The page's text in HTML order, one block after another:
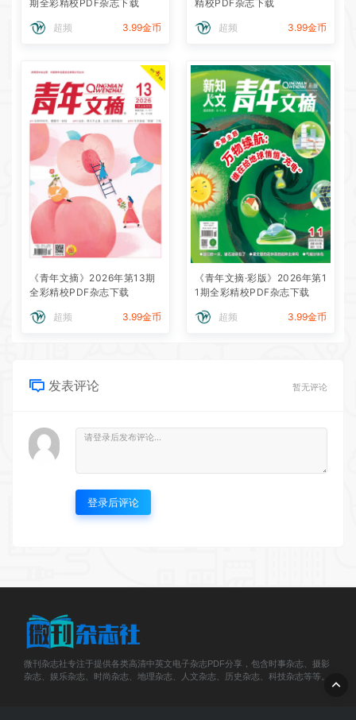
期全彩精校PDF杂志下载
超频 3.99金币
精校PDF杂志下载
超频 3.99金币
《青年文摘》2026年第13期
全彩精校PDF杂志下载
超频 3.99金币
《青年文摘·彩版》2026年第1
1期全彩精校PDF杂志下载
超频 3.99金币
发表评论 暂无评论
登录后评论
微刊杂志社专注于提供各类高清中英文电子杂志PDF分享，包含时事杂志、摄影
杂志、娱乐杂志、时尚杂志、地理杂志、人文杂志、历史杂志、科技杂志等等。